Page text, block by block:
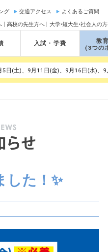
高校の先生方へ 大学•短大生•社会人の
グ 交通アクセス よくあるご質問
入試・学費
教
(3つの
した！✨